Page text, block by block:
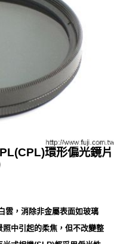
環形偏光鏡片
雲，消除非金屬表面如玻璃
中引起的柔焦，但不改變整